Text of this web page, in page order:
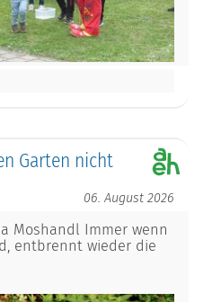
Garten nicht
06. August 2026
Moshandl Immer wenn
entbrennt wieder die